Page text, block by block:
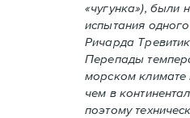
«чугунка»), были
испытания
Ричарда
Перепады
морском
чем в
поэтому